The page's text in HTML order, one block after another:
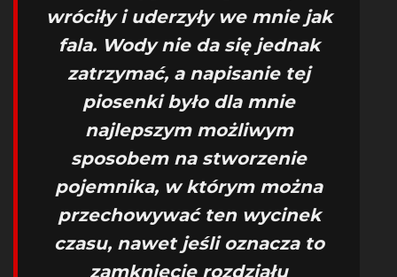
wróciły i uderzyły we mnie jak
fala. Wody nie da się jednak
zatrzymać, a napisanie tej
piosenki było dla mnie
najlepszym możliwym
sposobem na stworzenie
pojemnika, w którym można
przechowywać ten wycinek
czasu, nawet jeśli oznacza to
zamknięcie rozdziału